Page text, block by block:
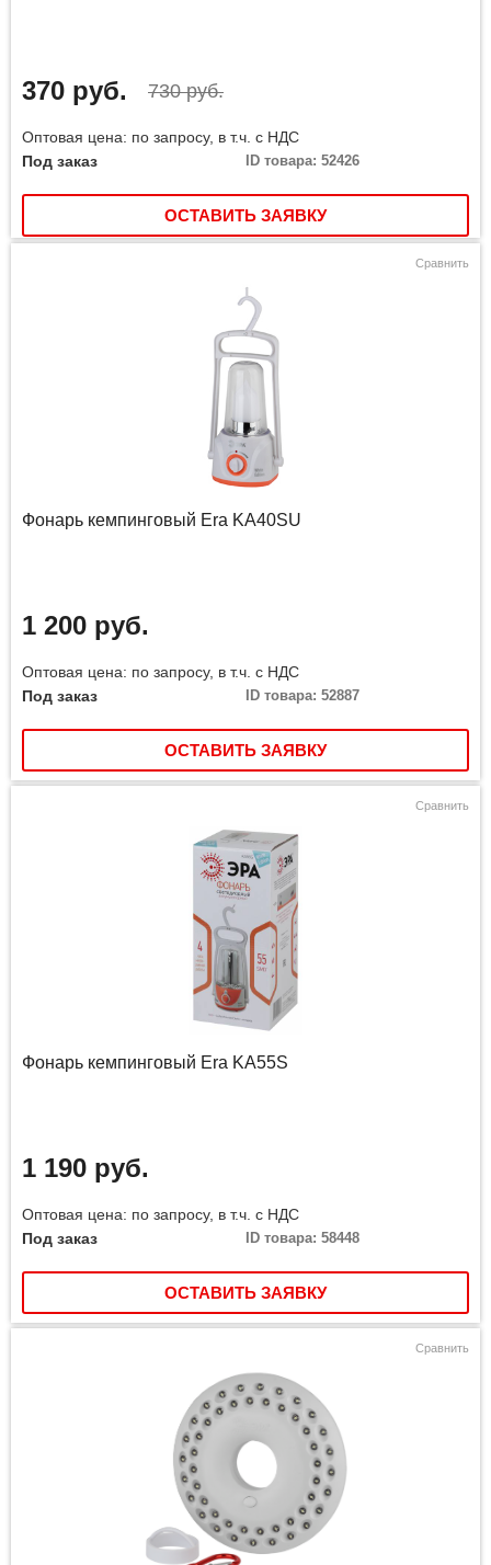
370 руб. 730 руб.
Оптовая цена: по запросу, в т.ч. с НДС
Под заказ
ID товара: 52426
ОСТАВИТЬ ЗАЯВКУ
Сравнить
Фонарь кемпинговый Era KA40SU
1 200 руб.
Оптовая цена: по запросу, в т.ч. с НДС
Под заказ
ID товара: 52887
ОСТАВИТЬ ЗАЯВКУ
Сравнить
Фонарь кемпинговый Era KA55S
1 190 руб.
Оптовая цена: по запросу, в т.ч. с НДС
Под заказ
ID товара: 58448
ОСТАВИТЬ ЗАЯВКУ
Сравнить